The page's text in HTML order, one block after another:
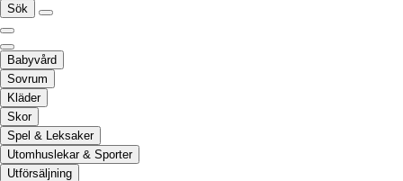
Sök
Babyvård
Sovrum
Kläder
Skor
Spel & Leksaker
Utomhuslekar & Sporter
Utförsäljning